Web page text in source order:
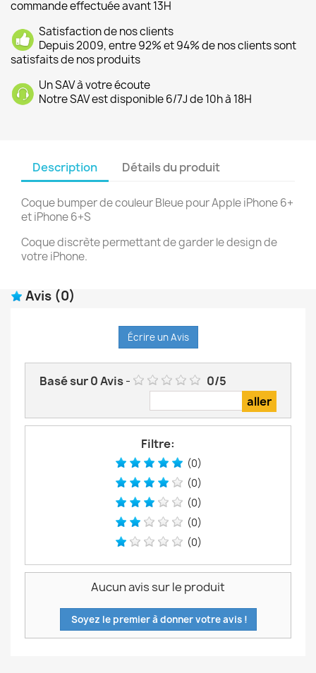
commande effectuée avant 13H
Satisfaction de nos clients
Depuis 2009, entre 92% et 94% de nos clients sont
satisfaits de nos produits
Un SAV à votre écoute
Notre SAV est disponible 6/7J de 10h à 18H
Description Détails du produit
Coque bumper de couleur Bleue pour Apple iPhone 6+
et iPhone 6+S
Coque discrète permettant de garder le design de
votre iPhone.
Avis (0)
Écrire un Avis
Basé sur0Avis- 0/5
Filtre:
(0)
(0)
(0)
(0)
(0)
Aucun avis sur le produit
Soyez le premier à donner votre avis !